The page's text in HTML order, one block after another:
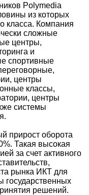
Polymedia
из которых
класса. Компания
сложные
центры,
и
спортивные
центры
классы,
центры
системы
прирост оборота
Такая высокая
за счет активного
рынка ИКТ для
государственных
решений.